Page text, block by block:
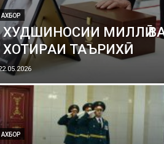
АХБОР
ХУДШИНОСИИ МИЛЛӢ
ХОТИPАИ ТАЪPИХӢ
АХБОР